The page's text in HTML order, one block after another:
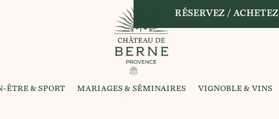
RÉSERVEZ /
ÊTRE & SPORT MARIAGES & SÉMINAIRES VIGNOBLE & VINS